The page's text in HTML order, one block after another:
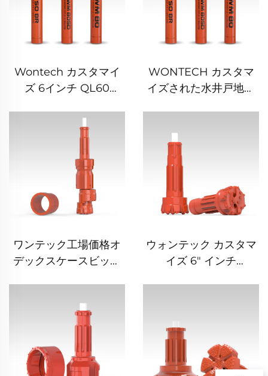
Wontech カスタマイ
ズ 6インチ QL60
1/2 REG PIN DTHハン
マー 水井戸および爆破
WONTECH カスタマ
イズされた水井戸地熱
SD8 DTH ハンマー
ワンテック工場価格オ
デックスケースビット
削用
ウォンテック カスタマ
イズ 6" インチ
山採掘・爆破用